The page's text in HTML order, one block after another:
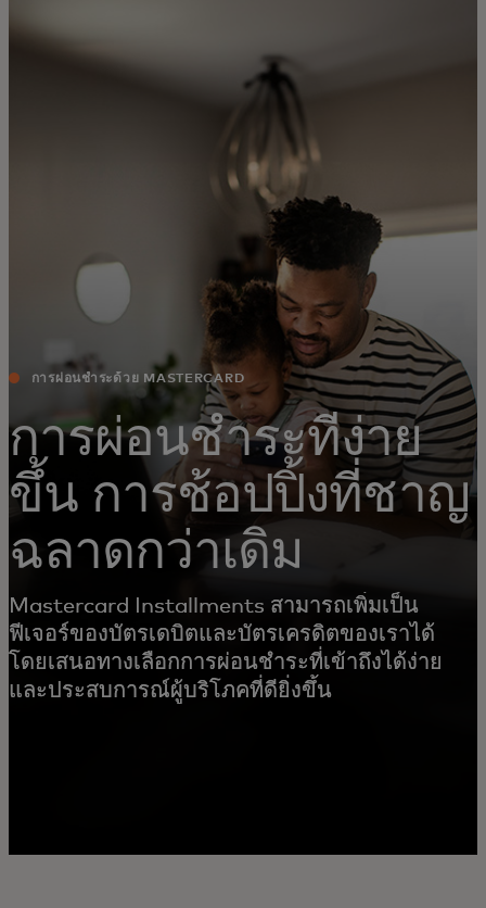
สำหรับคุณ
สำหรับผู้สร้างนวัตกรรม
ข่าวสารและแนวโน้ม
การผ่อนชำระด้วย MASTERCARD
การผ่อนชำระที่ง่าย
ขึ้น การช้อปปิ้งที่ชาญ
ฉลาดกว่าเดิม
Mastercard Installments สามารถเพิ่มเป็น
ฟีเจอร์ของบัตรเดบิตและบัตรเครดิตของเราได้
โดยเสนอทางเลือกการผ่อนชำระที่เข้าถึงได้ง่าย
และประสบการณ์ผู้บริโภคที่ดียิ่งขึ้น